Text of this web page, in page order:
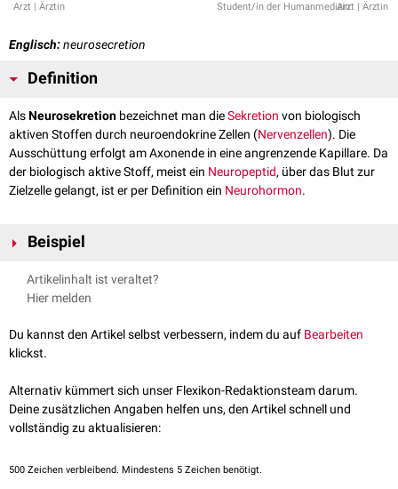
Arzt | Ärztin Student/in der HumanmedizinArzt | Ärztin
Englisch:neurosecretion
Definition
AlsNeurosekretion bezeichnet man dieSekretion von biologisch
aktiven Stoffen durch neuroendokrine Zellen (Nervenzellen). Die
Ausschüttung erfolgt am Axonende in eine angrenzende Kapillare. Da
der biologisch aktive Stoff, meist ein Neuropeptid, über das Blut zur
Zielzelle gelangt, ist er per Definition ein Neurohormon.
Beispiel
und Oxytocin werden im
Artikelinhalt ist veraltet?
Hier melden
Du kannst den Artikel selbst verbessern, indem du auf Bearbeiten
klickst.
Alternativ kümmert sich unser Flexikon-Redaktionsteam darum.
Deine zusätzlichen Angaben helfen uns, den Artikel schnell und
vollständig zu aktualisieren:
500 Zeichen verbleibend. Mindestens 5 Zeichen benötigt.